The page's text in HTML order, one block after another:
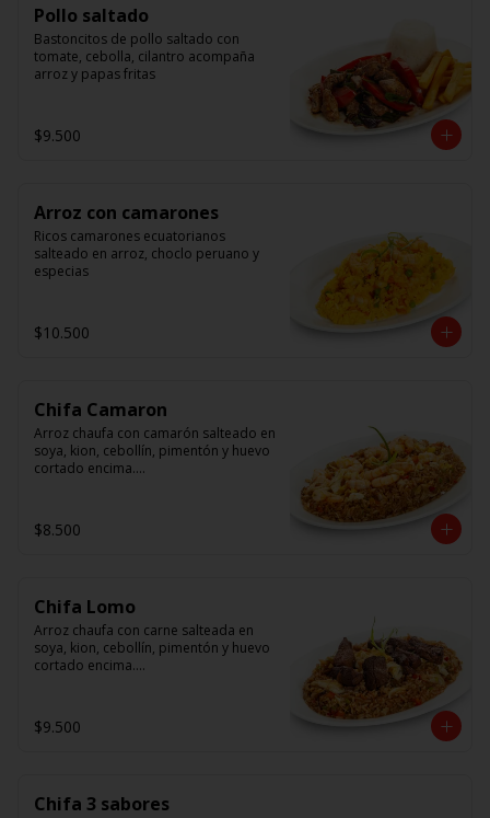
Pollo saltado
Bastoncitos de pollo saltado con
tomate, cebolla, cilantro acompaña
arroz y papas fritas
$9.500
Arroz con camarones
Ricos camarones ecuatorianos
salteado en arroz, choclo peruano y
especias
$10.500
Chifa Camaron
Arroz chaufa con camarón salteado en
soya, kion, cebollín, pimentón y huevo
cortado encima.
soya, cebollín, tomate y cebolla
morada.
$8.500
Chifa Lomo
Arroz chaufa con carne salteada en
soya, kion, cebollín, pimentón y huevo
cortado encima.
cebollín, tomate y cebolla morada.
$9.500
Chifa 3 sabores